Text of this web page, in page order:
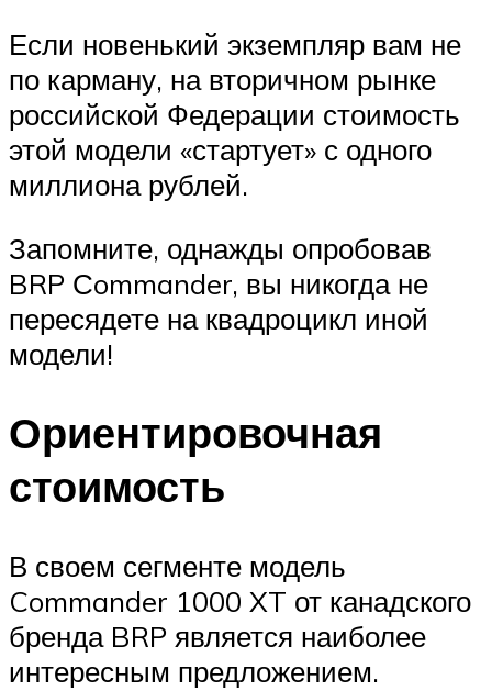
Если новенький экземпляр вам не
по карману, на вторичном рынке
российской Федерации стоимость
этой модели «стартует» с одного
миллиона рублей.
Запомните, однажды опробовав
BRP Сommander, вы никогда не
пересядете на квадроцикл иной
модели!
Ориентировочная
стоимость
В своем сегменте модель
Commander 1000 XT от канадского
бренда BRP является наиболее
интересным предложением.